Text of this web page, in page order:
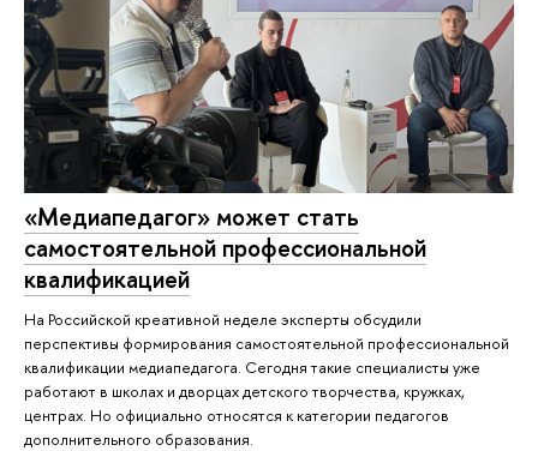
«Медиапедагог» может стать
самостоятельной профессиональной
квалификацией
На Российской креативной неделе эксперты обсудили
перспективы формирования самостоятельной профессиональной
квалификации медиапедагога. Сегодня такие специалисты уже
работают в школах и дворцах детского творчества, кружках,
центрах. Но официально относятся к категории педагогов
дополнительного образования.